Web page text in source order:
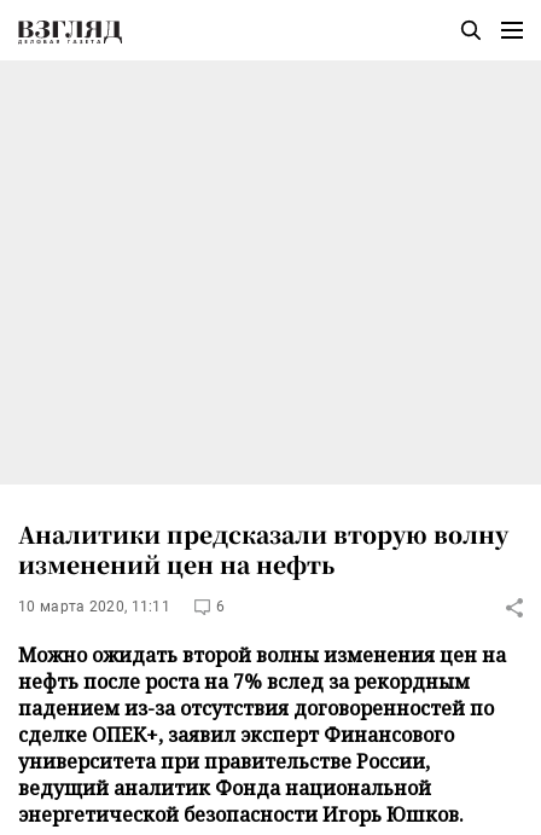
Аналитики предсказали вторую волну
изменений цен на нефть
10 марта 2020, 11:11 6
Можно ожидать второй волны изменения цен на
нефть после роста на 7% вслед за рекордным
падением из-за отсутствия договоренностей по
сделке ОПЕК+, заявил эксперт Финансового
университета при правительстве России,
ведущий аналитик Фонда национальной
энергетической безопасности Игорь Юшков.